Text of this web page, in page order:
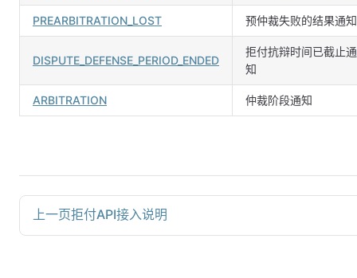
PREARBITRATION_LOST 预仲裁失败的结果通知
DISPUTE_DEFENSE_PERIOD_ENDED
拒付抗辩时间已截止通
知
ARBITRATION 仲裁阶段通知
上一页拒付API接入说明